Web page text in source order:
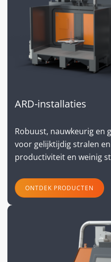
ARD-installaties
Robuust, nauwkeurig en
voor gelijktijdig stralen
productiviteit en weinig
ONTDEK PRODUCTEN